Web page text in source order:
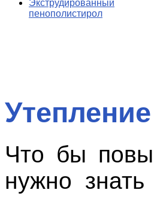
Экструдированный
пенополистирол
Что бы
нужно